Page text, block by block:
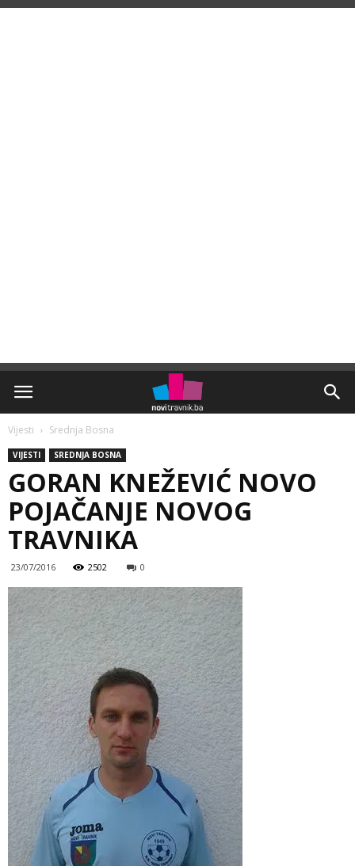
Vijesti Srednja Bosna
VIJESTI SREDNJA BOSNA
GORAN KNEŽEVIĆ NOVO
POJAČANJE NOVOG
TRAVNIKA
23/07/2016 2502 0